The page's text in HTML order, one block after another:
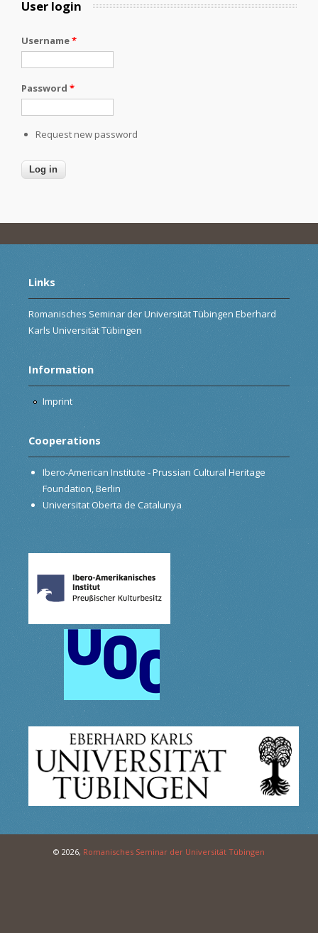
User login
Username*
Password *
Request new password
Links
Romanisches Seminar der Universität Tübingen Eberhard
Karls Universität Tübingen
Information
Imprint
Cooperations
Ibero-American Institute - Prussian Cultural Heritage
Foundation, Berlin
Universitat Oberta de Catalunya
© 2026, Romanisches Seminar der Universität Tübingen